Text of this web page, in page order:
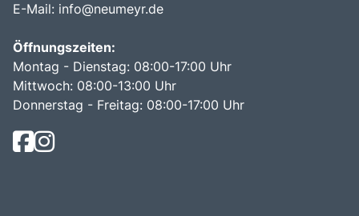
E-Mail: info@neumeyr.de
Öffnungszeiten:
Montag - Dienstag: 08:00-17:00 Uhr
Mittwoch: 08:00-13:00 Uhr
Donnerstag - Freitag: 08:00-17:00 Uhr